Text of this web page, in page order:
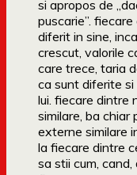
si apropos de
puscarie”.
diferit in sine,
crescut, valorile
care trece, taria
ca sunt diferite
lui. fiecare dintre
similare, ba
externe similare
la fiecare dintre
sa stii cum,